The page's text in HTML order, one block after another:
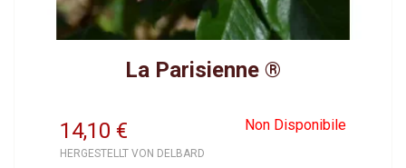
La Parisienne ®
14,10 Non Disponibile
€
HERGESTELLT VON DELBARD